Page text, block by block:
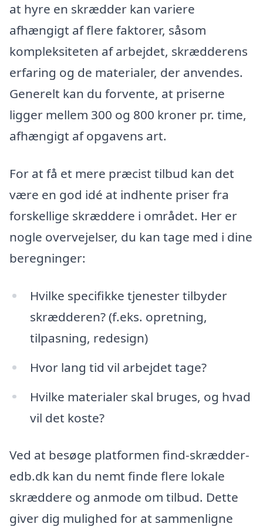
at hyre en skrædder kan variere
afhængigt af flere faktorer, såsom
kompleksiteten af arbejdet, skrædderens
erfaring og de materialer, der anvendes.
Generelt kan du forvente, at priserne
ligger mellem 300 og 800 kroner pr. time,
afhængigt af opgavens art.
For at få et mere præcist tilbud kan det
være en god idé at indhente priser fra
forskellige skræddere i området. Her er
nogle overvejelser, du kan tage med i dine
beregninger:
Hvilke specifikke tjenester tilbyder
skrædderen? (f.eks. opretning,
tilpasning, redesign)
Hvor lang tid vil arbejdet tage?
Hvilke materialer skal bruges, og hvad
vil det koste?
Ved at besøge platformen find-skrædder-
edb.dk kan du nemt finde flere lokale
skræddere og anmode om tilbud. Dette
giver dig mulighed for at sammenligne